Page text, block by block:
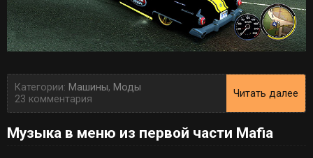
Категории: Машины, Моды
23 комментария
Читать далее
Музыка в меню из первой части Mafia